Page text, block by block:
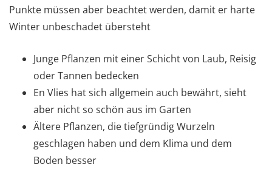
Punkte müssen aber beachtet werden, damit er harte
Winter unbeschadet übersteht
Junge Pflanzen mit einer Schicht von Laub, Reisig
oder Tannen bedecken
En Vlies hat sich allgemein auch bewährt, sieht
aber nicht so schön aus im Garten
Ältere Pflanzen, die tiefgründig Wurzeln
geschlagen haben und dem Klima und dem
Boden besser